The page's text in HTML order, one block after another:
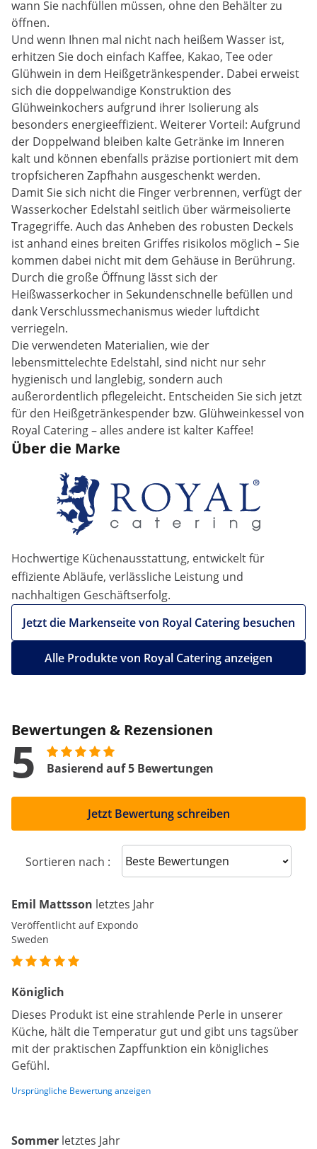
wann Sie nachfüllen müssen, ohne den Behälter zu
öffnen.
Und wenn Ihnen mal nicht nach heißem Wasser ist,
erhitzen Sie doch einfach Kaffee, Kakao, Tee oder
Glühwein in dem Heißgetränkespender. Dabei erweist
sich die doppelwandige Konstruktion des
Glühweinkochers aufgrund ihrer Isolierung als
besonders energieeffizient. Weiterer Vorteil: Aufgrund
der Doppelwand bleiben kalte Getränke im Inneren
kalt und können ebenfalls präzise portioniert mit dem
tropfsicheren Zapfhahn ausgeschenkt werden.
Damit Sie sich nicht die Finger verbrennen, verfügt der
Wasserkocher Edelstahl seitlich über wärmeisolierte
Tragegriffe. Auch das Anheben des robusten Deckels
ist anhand eines breiten Griffes risikolos möglich – Sie
kommen dabei nicht mit dem Gehäuse in Berührung.
Durch die große Öffnung lässt sich der
Heißwasserkocher in Sekundenschnelle befüllen und
dank Verschlussmechanismus wieder luftdicht
verriegeln.
Die verwendeten Materialien, wie der
lebensmittelechte Edelstahl, sind nicht nur sehr
hygienisch und langlebig, sondern auch
außerordentlich pflegeleicht. Entscheiden Sie sich jetzt
für den Heißgetränkespender bzw. Glühweinkessel von
Royal Catering – alles andere ist kalter Kaffee!
Über die Marke
Hochwertige Küchenausstattung, entwickelt für
effiziente Abläufe, verlässliche Leistung und
nachhaltigen Geschäftserfolg.
Jetzt die Markenseite von Royal Catering besuchen
Alle Produkte von Royal Catering anzeigen
Bewertungen & Rezensionen
5 Basierend auf 5 Bewertungen
Jetzt Bewertung schreiben
Sortieren nach : Sort reviews
Emil Mattsson letztes Jahr
Veröffentlicht auf Expondo
Sweden
Königlich
Dieses Produkt ist eine strahlende Perle in unserer
Küche, hält die Temperatur gut und gibt uns tagsüber
mit der praktischen Zapffunktion ein königliches
Gefühl.
Ursprüngliche Bewertung anzeigen
Sommer letztes Jahr